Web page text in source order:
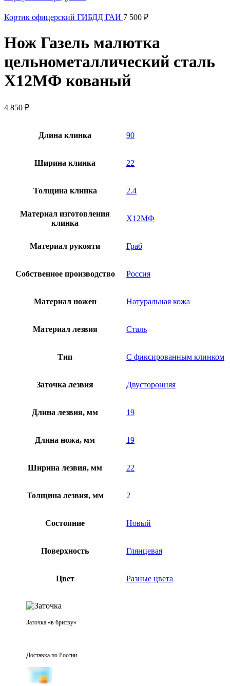
Кортик офицерский ГИБДД ГАИ 7 500 ₽
Нож Газель малютка
цельнометаллический сталь
Х12МФ кованый
4 850 ₽
Длина клинка 90
Ширина клинка 22
Толщина клинка 2.4
Материал изготовления
клинка
Х12МФ
Материал рукояти Граб
Собственное производство Россия
Материал ножен Натуральная кожа
Материал лезвия Сталь
Тип С фиксированным клинком
Заточка лезвия Двусторонняя
Длина лезвия, мм 19
Длина ножа, мм 19
Ширина лезвия, мм 22
Толщина лезвия, мм 2
Состояние Новый
Поверхность Глянцевая
Цвет Разные цвета
Заточка «в бритву»
Доставка по России